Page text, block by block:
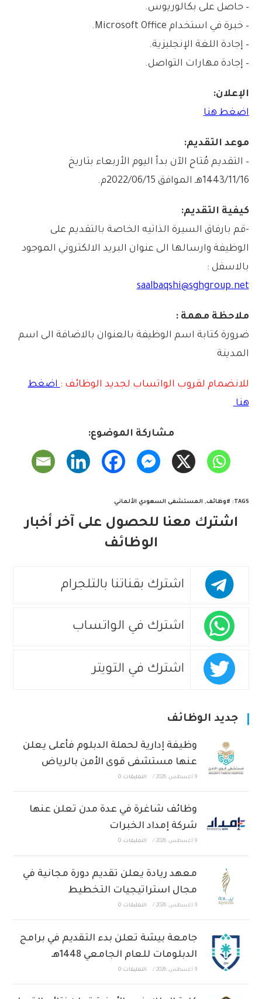
– حاصل على بكالوريوس.
– خبرة في استخدام Microsoft Office.
– إجادة اللغة الإنجليزية.
– إجادة مهارات التواصل.
الإعلان:
اضغط هنا
موعد التقديم:
– التقديم مُتاح الآن بدأ اليوم الأربعاء بتاريخ
1443/11/16هـ الموافق 2022/06/15م.
كيفية التقديم:
-قم بارفاق السيرة الذاتيه الخاصة بالتقديم على
الوظيفة وارسالها الى عنوان البريد الالكتروني الموجود
بالاسفل :
saalbaqshi@sghgroup.net
ملاحظة مهمة :
ضرورة كتابة اسم الوظيفة بالعنوان بالاضافة الى اسم
المدينة
للانضمام لقروب الواتساب لجديد الوظائف : اضغط
هنا
مشاركة الموضوع:
TAGS
: #وظائف, المستشفى السعودي الألماني
اشترك معنا للحصول على آخر أخبار
الوظائف
اشترك بقناتنا بالتلجرام
اشترك في الواتساب
اشترك في التويتر
جديد الوظائف
وظيفة إدارية لحملة الدبلوم فأعلى يعلن
عنها مستشفى قوى الأمن بالرياض
9 أغسطس، 2026 / التعليقات: 0
وظائف شاغرة في عدة مدن تعلن عنها
شركة إمداد الخبرات
9 أغسطس، 2026 / التعليقات: 0
معهد ريادة يعلن تقديم دورة مجانية في
مجال استراتيجيات التخطيط
9 أغسطس، 2026 / التعليقات: 0
جامعة بيشة تعلن بدء التقديم في برامج
الدبلومات للعام الجامعي 1448هـ
9 أغسطس، 2026 / التعليقات: 0